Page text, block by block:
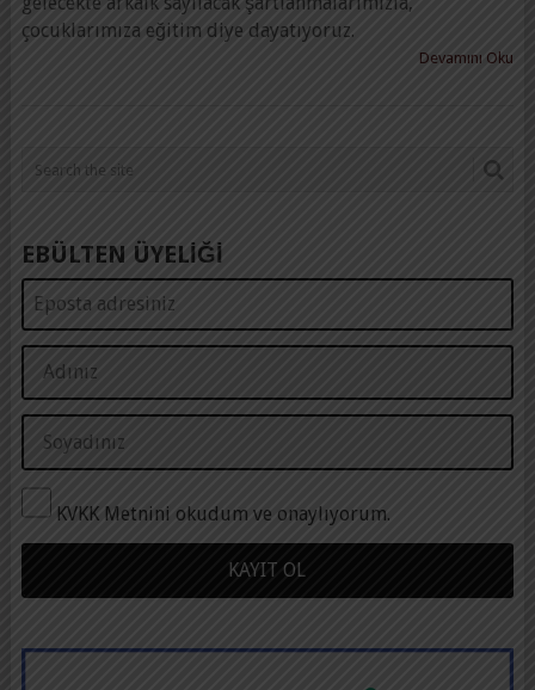
çocuklarımıza eğitim diye dayatıyoruz.
Devamını Oku
EBÜLTEN ÜYELİĞİ
KVKK Metnini okudum ve onaylıyorum.